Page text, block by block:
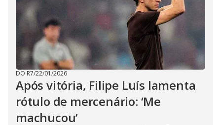
DO R7/22/01/2026
Após vitória, Filipe Luís lamenta
rótulo de mercenário: ‘Me
machucou’